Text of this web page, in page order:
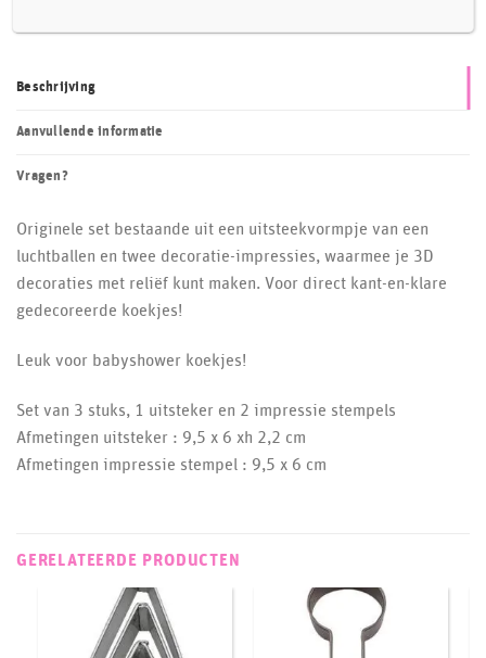
Beschrijving
Aanvullende informatie
Vragen?
Originele set bestaande uit een uitsteekvormpje van een
luchtballen en twee decoratie-impressies, waarmee je 3D
decoraties met reliëf kunt maken. Voor direct kant-en-klare
gedecoreerde koekjes!
Leuk voor babyshower koekjes!
Set van 3 stuks, 1 uitsteker en 2 impressie stempels
Afmetingen uitsteker : 9,5 x 6 xh 2,2 cm
Afmetingen impressie stempel : 9,5 x 6 cm
GERELATEERDE PRODUCTEN